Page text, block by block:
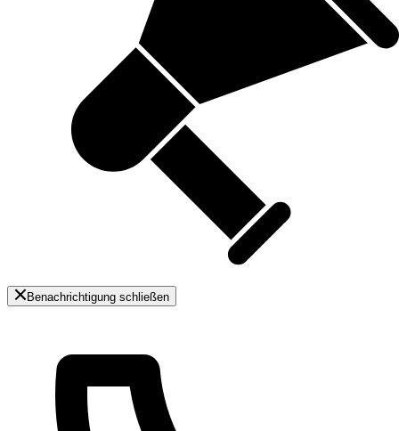
Benachrichtigung schließen